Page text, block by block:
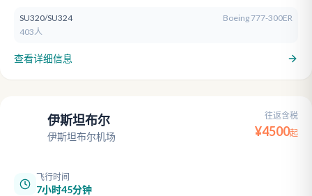
SU320/SU324
Boeing 777-300ER
403人
查看详细信息
伊斯坦布尔
伊斯坦布尔机场
往返含税
¥4500起
飞行时间
7小时45分钟